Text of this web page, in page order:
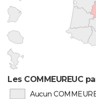
Les COMMEUREUC
Aucun